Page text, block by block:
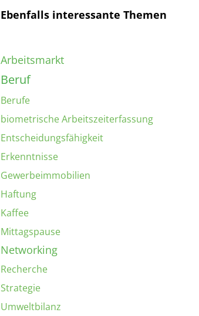
Ebenfalls interessante Themen
Arbeitsmarkt
Beruf
Berufe
biometrische Arbeitszeiterfassung
Entscheidungsfähigkeit
Erkenntnisse
Gewerbeimmobilien
Haftung
Kaffee
Mittagspause
Networking
Recherche
Strategie
Umweltbilanz